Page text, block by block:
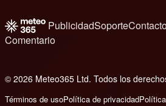
PublicidadSoporte
Comentario
© 2026 Meteo365 Ltd. Todos los
Términos de usoPolítica de privacidad